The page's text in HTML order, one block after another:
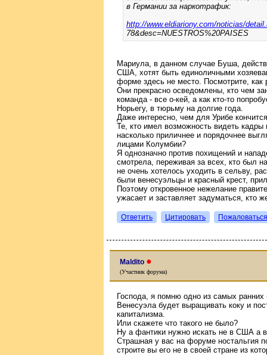
в Германии за наркотрафик:
http://www.eldiariony.com/noticias/
78&desc=NUESTROS%20PAISES
Мариула, в данном случае Буша,
США, хотят быть единоличными
форме здесь не место. Посмотрите,
Они прекрасно осведомлены, кто чем
команда - все о-кей, а как кто-то
Норьегу, в тюрьму на долгие года.
Даже интересно, чем для Урибе
Те, кто имел возможность видеть
насколько приличнее и порядочнее
лицами Колумбии?
Я однозначно против похищений и
смотрела, переживая за всех, кто был
не очень хотелось уходить в сельву,
были венесуэльцы и красный крест,
Поэтому откровенное нежелание
ужасает и заставляет задуматься, кто
Ответить Цитировать Пожаловаться
Maldito ●
(Участник форума)
Господа, я помню одно из самых ранних
Венесуэла будет выращивать коку и
капитализма.
Или скажете что такого не было?
Ну а фантики нужно искать не в США а
Страшная у вас на форуме ностальгия
строите вы его не в своей стране из